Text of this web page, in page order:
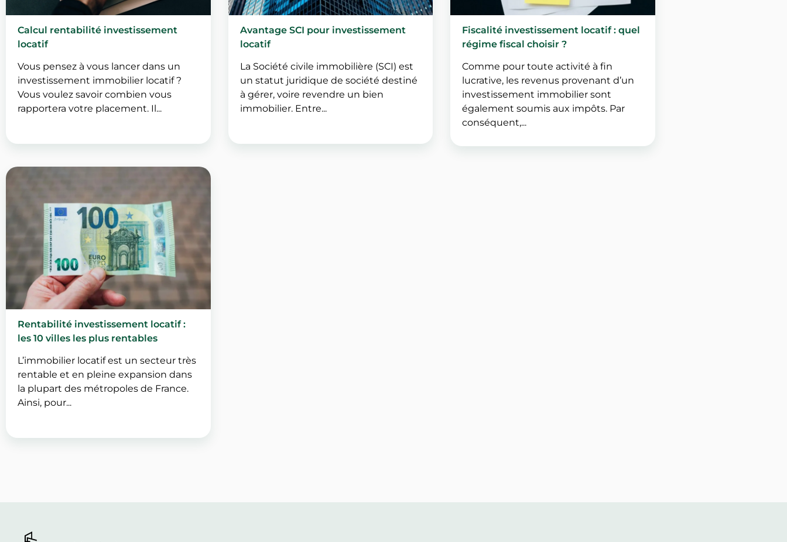
Calcul rentabilité investissement
locatif
Vous pensez à vous lancer dans un
investissement immobilier locatif ?
Vous voulez savoir combien vous
rapportera votre placement. Il...
Avantage SCI pour investissement
locatif
La Société civile immobilière (SCI) est
un statut juridique de société destiné
à gérer, voire revendre un bien
immobilier. Entre...
Fiscalité investissement locatif : quel
régime fiscal choisir ?
Comme pour toute activité à fin
lucrative, les revenus provenant d’un
investissement immobilier sont
également soumis aux impôts. Par
conséquent,...
Rentabilité investissement locatif :
les 10 villes les plus rentables
L’immobilier locatif est un secteur très
rentable et en pleine expansion dans
la plupart des métropoles de France.
Ainsi, pour...